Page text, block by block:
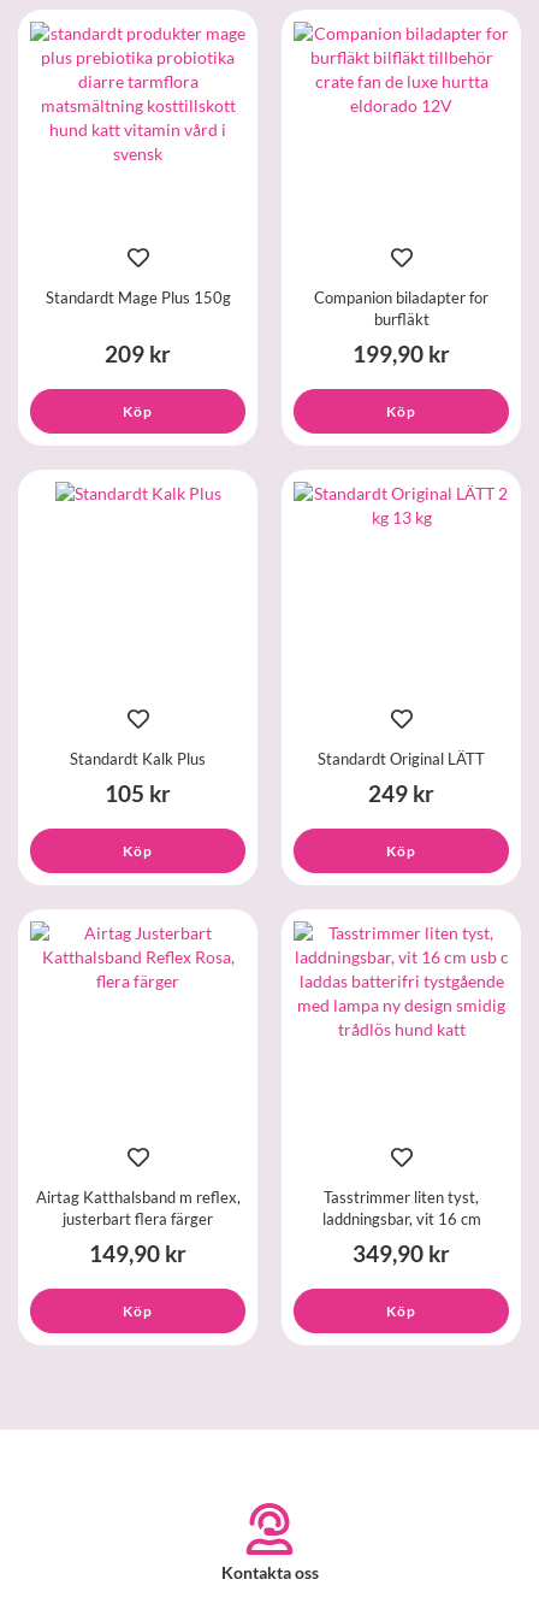
Standardt Mage Plus 150g
209 kr
Köp
Companion biladapter for
burfläkt
199,90 kr
Köp
Standardt Kalk Plus
105 kr
Köp
Standardt Original LÄTT
249 kr
Köp
Airtag Katthalsband m reflex,
justerbart flera färger
149,90 kr
Köp
Tasstrimmer liten tyst,
laddningsbar, vit 16 cm
349,90 kr
Köp
Kontakta oss